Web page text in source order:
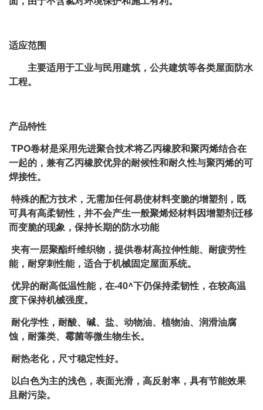
适应范围
主要适用于工业与民用建筑，公共建筑等各类屋面防水
工程。
产品特性
TPO卷材是采用先进聚合技术将乙丙橡胶和聚丙烯结合在
一起的，兼有乙丙橡胶优异的耐候性和耐久性与聚丙烯的可
焊接性。
特殊的配方技术，无需加任何易使材料变脆的增塑剂，既
可具有高柔韧性，并不会产生一般聚烯烃材料因增塑剂迁移
而变脆的现象，保持长期的防水功能
夹有一层聚酯纤维织物，提供卷材高拉伸性能、耐疲劳性
能，耐穿刺性能，适合于机械固定屋面系统。
优异的耐高低温性能，在-40^下仍保持柔韧性，在较高温
度下保持机械强度。
耐化学性，耐酸、碱、盐、动物油、植物油、润滑油腐
蚀，耐藻类、霉菌等微生物生长。
耐热老化，尺寸稳定性好。
以白色为主的浅色，表面光滑，高反射率，具有节能效果
且耐污染。